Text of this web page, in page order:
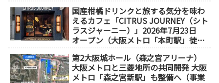
国産柑橘ドリンクと旅する気分を味わ
えるカフェ「CITRUS JOURNEY（シト
ラスジャーニー）」2026年7月23日
オープン（大阪メトロ「本町駅」徒歩
第2大阪城ホール（森之宮アリーナ）
大阪メトロと三菱地所の共同開発 大阪
メトロ「森之宮新駅」も整備へ（事業